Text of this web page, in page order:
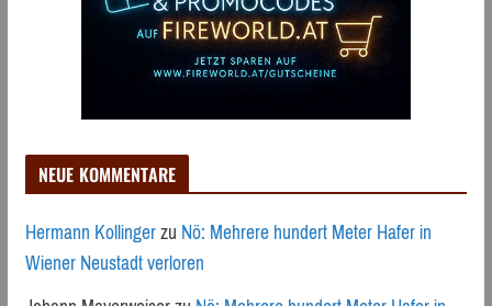
NEUE KOMMENTARE
Hermann KollingerzuNö: Mehrere hundert Meter Hafer in
Wiener Neustadt verloren